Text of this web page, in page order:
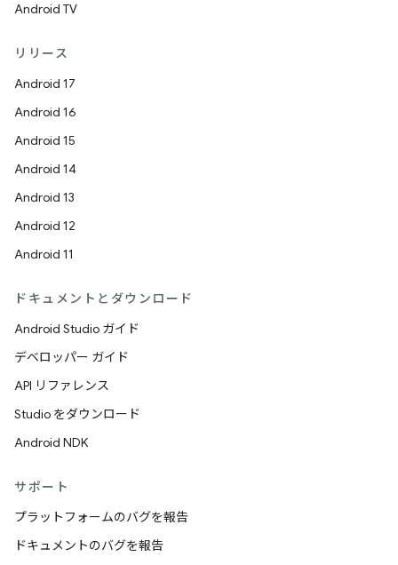
Android TV
リリース
Android 17
Android 16
Android 15
Android 14
Android 13
Android 12
Android 11
ドキュメントとダウンロード
Android Studio ガイド
デベロッパー ガイド
API リファレンス
Studio をダウンロード
Android NDK
サポート
プラットフォームのバグを報告
ドキュメントのバグを報告